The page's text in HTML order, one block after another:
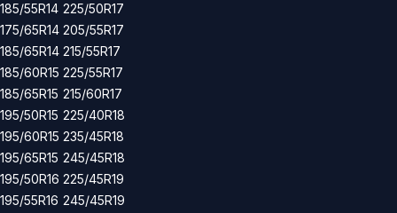
185/55R14
175/65R14
185/65R14
185/60R15
185/65R15
195/50R15
195/60R15
195/65R15
195/50R16
195/55R16
225/50R17
205/55R17
215/55R17
225/55R17
215/60R17
225/40R18
235/45R18
245/45R18
225/45R19
245/45R19